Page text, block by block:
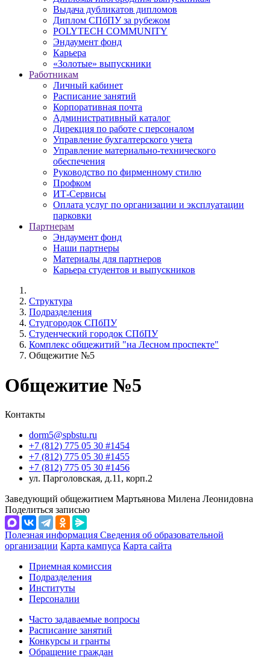
Выдача дубликатов дипломов
Диплом СПбПУ за рубежом
POLYTECH COMMUNITY
Эндаумент фонд
Карьера
«Золотые» выпускники
Работникам
Личный кабинет
Расписание занятий
Корпоративная почта
Административный каталог
Дирекция по работе с персоналом
Управление бухгалтерского учета
Управление материально-технического
обеспечения
Руководство по фирменному стилю
Профком
ИТ-Сервисы
Оплата услуг по организации и эксплуатации
парковки
Партнерам
Эндаумент фонд
Наши партнеры
Материалы для партнеров
Карьера студентов и выпускников
Структура
Подразделения
Студгородок СПбПУ
Студенческий городок СПбПУ
Комплекс общежитий "на Лесном проспекте"
Общежитие №5
Общежитие №5
Контакты
dorm5@spbstu.ru
+7 (812) 775 05 30 #1454
+7 (812) 775 05 30 #1455
+7 (812) 775 05 30 #1456
ул. Парголовская, д.11, корп.2
Заведующий общежитием Мартьянова Милена Леонидовна
Поделиться записью
Полезная информация Сведения об образовательной
организации Карта кампуса Карта сайта
Приемная комиссия
Подразделения
Институты
Персоналии
Часто задаваемые вопросы
Расписание занятий
Конкурсы и гранты
Обращение граждан